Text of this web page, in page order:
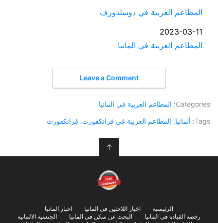
المطاعم العربية في دوسلدورف
التاريخ
2023-03-11
في ما يتعلق بما يأتي
المطاعم العربية في المانيا
Leave a Comment
Categories: المطاعم العربية في المانيا
Tags: ألمانيا, المطاعم العربية في فرانكفورت, فرانكفورت
↑
الرئيسية اخبار اللاجئين في المانيا
اخبار المانيا
رخصة القيادة في المانيا
البحث عن سكن في المانيا
الجنسية الالمانية